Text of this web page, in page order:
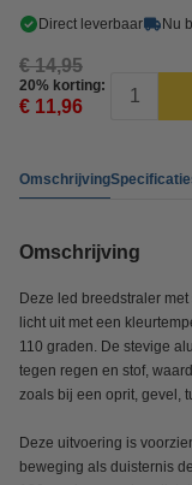
Direct leverbaar Nu
€ 14,95
20% korting:
€ 11,96
Omschrijving
Omschrijving
Deze led breedstraler
licht uit met een
110 graden. De stevige
tegen regen en stof,
zoals bij een oprit, gevel,
Deze uitvoering is
beweging als duisternis